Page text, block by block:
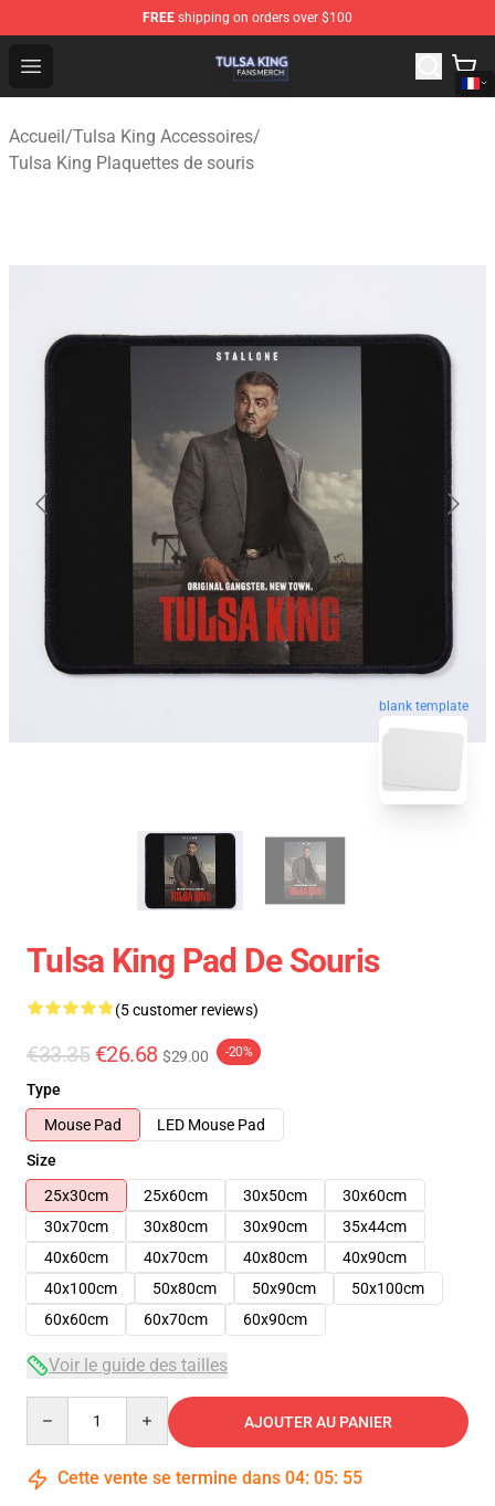
FREE shipping on orders over $100
Open menu
Tulsa King Shop - Official Tulsa King Merchandise Store
Accueil/Tulsa King Accessoires/
Tulsa King Plaquettes de souris
blank template
Tulsa King Pad De Souris
(5 customer reviews)
€33.35 €26.68 $29.00 -20%
Type
Mouse Pad
LED Mouse Pad
Size
25x30cm
25x60cm 30x50cm
30x60cm
30x70cm
30x80cm 30x90cm
35x44cm
40x60cm
40x70cm 40x80cm
40x90cm
40x100cm
50x80cm 50x90cm
50x100cm
60x60cm
60x70cm 60x90cm
Voir le guide des tailles
AJOUTER AU PANIER
Cette vente se termine dans 04: 05: 54